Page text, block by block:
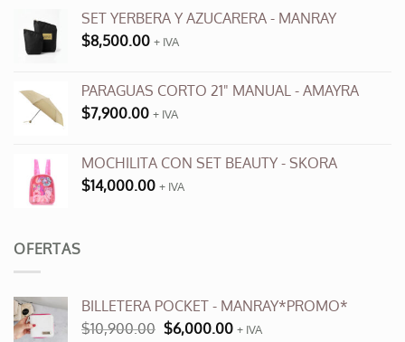
SET YERBERA Y AZUCARERA - MANRAY
$8,500.00 + IVA
PARAGUAS CORTO 21" MANUAL - AMAYRA
$7,900.00 + IVA
MOCHILITA CON SET BEAUTY - SKORA
$14,000.00 + IVA
OFERTAS
BILLETERA POCKET - MANRAY*PROMO*
$10,900.00 El
$6,000.00El+ IVA